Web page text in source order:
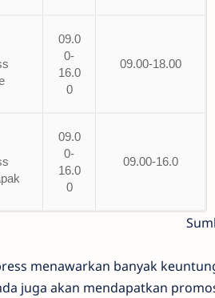
09.0
0-
16.0
0
09.00-18.00
09.0
0-
16.0
0
09.00-16.0
menawarkan banyak
juga akan mendapatkan